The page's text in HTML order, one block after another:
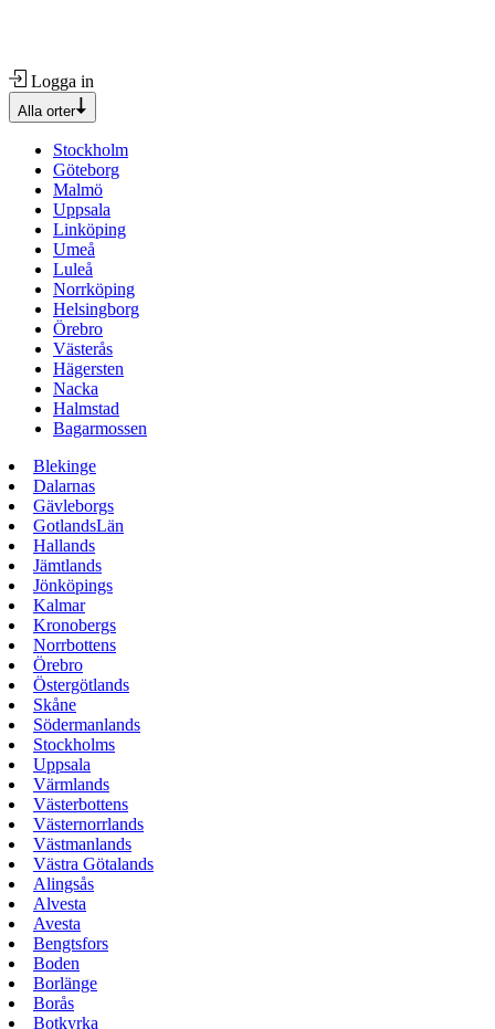
Logga in
Alla orter
Stockholm
Göteborg
Malmö
Uppsala
Linköping
Umeå
Luleå
Norrköping
Helsingborg
Örebro
Västerås
Hägersten
Nacka
Halmstad
Bagarmossen
Blekinge
Dalarnas
Gävleborgs
GotlandsLän
Hallands
Jämtlands
Jönköpings
Kalmar
Kronobergs
Norrbottens
Örebro
Östergötlands
Skåne
Södermanlands
Stockholms
Uppsala
Värmlands
Västerbottens
Västernorrlands
Västmanlands
Västra Götalands
Alingsås
Alvesta
Avesta
Bengtsfors
Boden
Borlänge
Borås
Botkyrka